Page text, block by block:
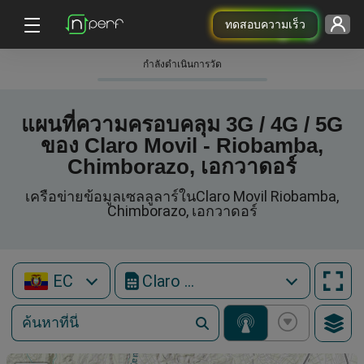
ทดสอบความเร็ว
กําลังดําเนินการวัด
แผนที่ความครอบคลุม 3G / 4G / 5G
ของ Claro Movil - Riobamba,
Chimborazo, เอกวาดอร์
เครือข่ายข้อมูลเซลลูลาร์ในClaro Movil Riobamba,
Chimborazo, เอกวาดอร์
EC Claro Movil